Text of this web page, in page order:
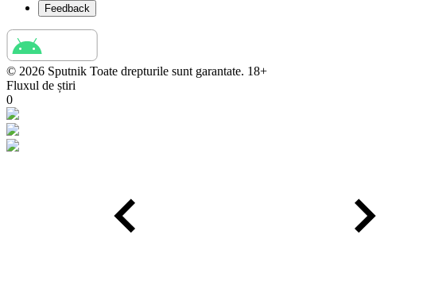
Feedback
© 2026 Sputnik Toate drepturile sunt garantate. 18+
Fluxul de știri
0